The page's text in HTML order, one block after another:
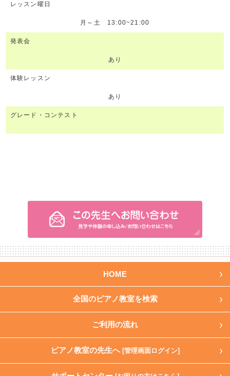
レッスン曜日
月～土 13:00~21:00
発表会
あり
体験レッスン
あり
グレード・コンテスト
HOME
全国のピアノ教室を検索
ご利用の流れ
ピアノ教室の先生へ [管理画面ログイン]